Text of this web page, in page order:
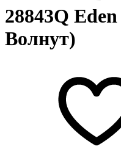
28843Q
Волнут)